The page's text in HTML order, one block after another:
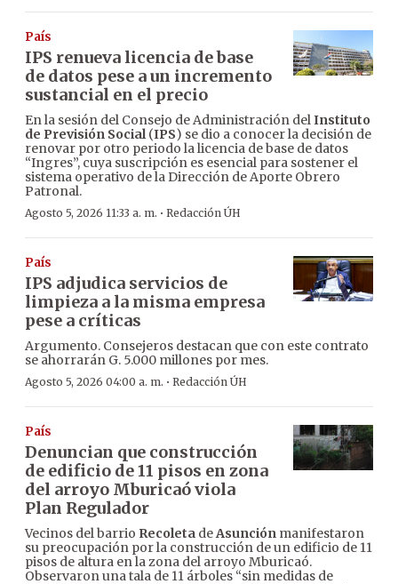
País
IPS renueva licencia de base
de datos pese a un incremento
sustancial en el precio
En la sesión del Consejo de Administración delInstituto
de Previsión Social(IPS) se dio a conocer la decisión de
renovar por otro periodo la licencia de base de datos
“Ingres”, cuya suscripción es esencial para sostener el
sistema operativo de la Dirección de Aporte Obrero
Patronal.
Agosto 5, 2026 11:33 a. m. · Redacción ÚH
País
IPS adjudica servicios de
limpieza a la misma empresa
pese a críticas
Argumento. Consejeros destacan que con este contrato
se ahorrarán G. 5.000 millones por mes.
Agosto 5, 2026 04:00 a. m. · Redacción ÚH
País
Denuncian que construcción
de edificio de 11 pisos en zona
del arroyo Mburicaó viola
Plan Regulador
Vecinos del barrio Recoleta deAsunción manifestaron
su preocupación por la construcción de un edificio de 11
pisos de altura en la zona del arroyo Mburicaó.
Observaron una tala de 11 árboles “sin medidas de